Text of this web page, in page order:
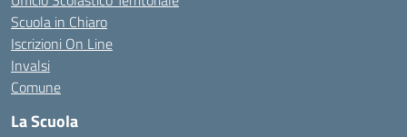
Scuola in Chiaro
Iscrizioni On Line
Invalsi
Comune
La Scuola